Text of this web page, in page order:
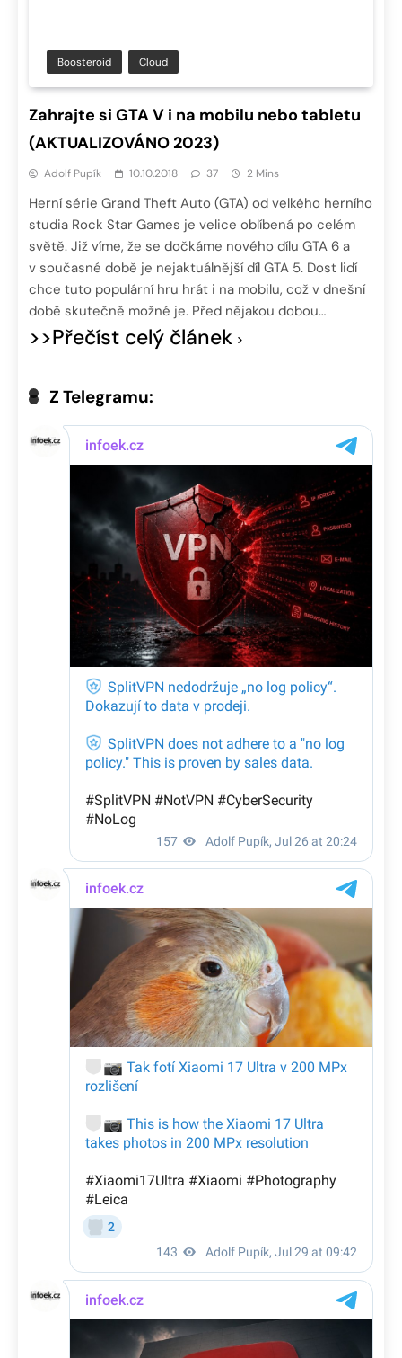
Boosteroid Cloud
Zahrajte si GTA V i na mobilu nebo tabletu
(AKTUALIZOVÁNO 2023)
Adolf Pupík 10.10.2018 37 2 Mins
Herní série Grand Theft Auto (GTA) od velkého herního
studia Rock Star Games je velice oblíbená po celém
světě. Již víme, že se dočkáme nového dílu GTA 6 a
v současné době je nejaktuálnější díl GTA 5. Dost lidí
chce tuto populární hru hrát i na mobilu, což v dnešní
době skutečně možné je. Před nějakou dobou…
>>Přečíst celý článek
Z Telegramu: